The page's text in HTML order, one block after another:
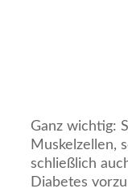
Ganz wichtig:
Muskelzellen,
schließlich
Diabetes